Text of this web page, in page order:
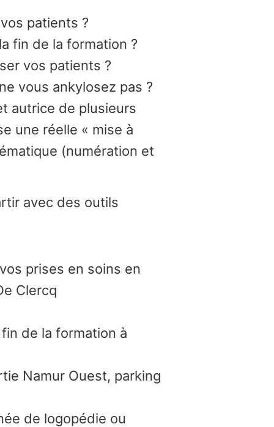
patients ?
fin de la formation ?
vos patients ?
vous ankylosez pas ?
autrice de plusieurs
une réelle « mise à
(numération et
avec des outils
prises en soins en
Clercq
de la formation à
Namur Ouest, parking
de logopédie ou